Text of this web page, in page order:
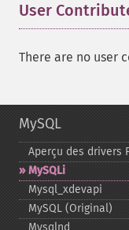
User
There are no user
MySQL
Aperçu des drivers
MySQLi
Mysql_​xdevapi
MySQL (Original)
Mysqlnd